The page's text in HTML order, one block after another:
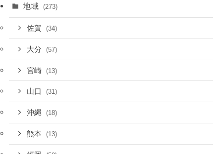
地域 (273)
佐賀 (34)
大分 (57)
宮崎 (13)
山口 (31)
沖縄 (18)
熊本 (13)